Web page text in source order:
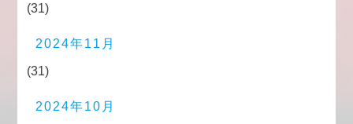
(31)
2024年11月
(31)
2024年10月